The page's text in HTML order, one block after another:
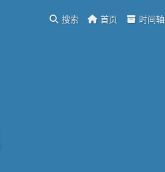
搜索 首页 时间轴